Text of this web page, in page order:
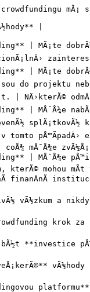
mÃ¡
|
| MÃ¡te
| MÃ¡te
do projektu nebo
| NÄ›kterÃ©
| MÅ¯Å¾e
pÅ™Ã­padÄ›
mÅ¯Å¾e
| MÅ¯Å¾e
kterÃ© mohou
finanÄnÃ­
vÃ½zkum a
krok za
bÃ½t
vÃ½hody